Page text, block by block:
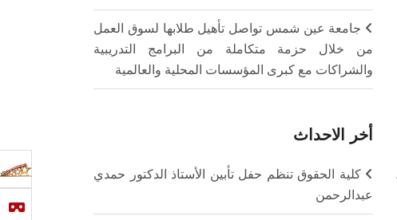
جامعة عين شمس تواصل تأهيل طلابها لسوق العمل
من خلال حزمة متكاملة من البرامج التدريبية
والشراكات مع كبرى المؤسسات المحلية والعالمية
أخر الاحداث
كلية الحقوق تنظم حفل تأبين الأستاذ الدكتور حمدي
عبدالرحمن